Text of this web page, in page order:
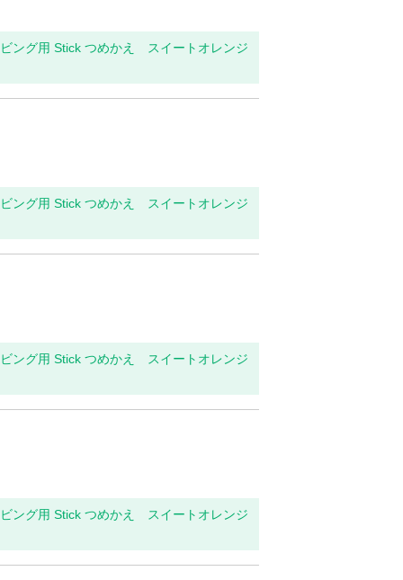
ング用 Stick つめかえ スイートオレンジ
ング用 Stick つめかえ スイートオレンジ
ング用 Stick つめかえ スイートオレンジ
ング用 Stick つめかえ スイートオレンジ